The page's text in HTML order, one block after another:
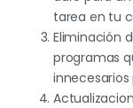
tarea en tu
Eliminación
programas
innecesarios